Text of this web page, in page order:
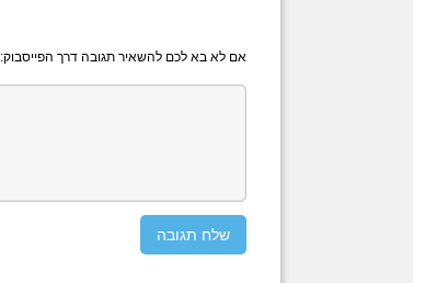
אם לא בא לכם להשאיר תגובה דרך הפייסבוק: